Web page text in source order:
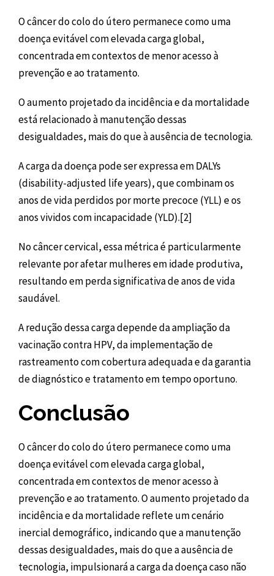
O câncer do colo do útero permanece como uma
doença evitável com elevada carga global,
concentrada em contextos de menor acesso à
prevenção e ao tratamento.
O aumento projetado da incidência e da mortalidade
está relacionado à manutenção dessas
desigualdades, mais do que à ausência de tecnologia.
A carga da doença pode ser expressa em DALYs
(disability-adjusted life years), que combinam os
anos de vida perdidos por morte precoce (YLL) e os
anos vividos com incapacidade (YLD).[2]
No câncer cervical, essa métrica é particularmente
relevante por afetar mulheres em idade produtiva,
resultando em perda significativa de anos de vida
saudável.
A redução dessa carga depende da ampliação da
vacinação contra HPV, da implementação de
rastreamento com cobertura adequada e da garantia
de diagnóstico e tratamento em tempo oportuno.
Conclusão
O câncer do colo do útero permanece como uma
doença evitável com elevada carga global,
concentrada em contextos de menor acesso à
prevenção e ao tratamento. O aumento projetado da
incidência e da mortalidade reflete um cenário
inercial demográfico, indicando que a manutenção
dessas desigualdades, mais do que a ausência de
tecnologia, impulsionará a carga da doença caso não